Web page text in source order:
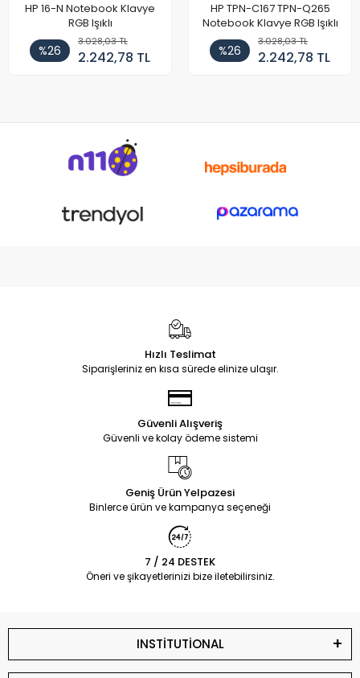
HP 16-N Notebook Klavye
RGB Işıklı
%26
3.028,03 TL
2.242,78 TL
HP TPN-C167 TPN-Q265
Notebook Klavye RGB Işıklı
%26
3.028,03 TL
2.242,78 TL
Hızlı Teslimat
Siparişleriniz en kısa sürede elinize ulaşır.
Güvenli Alışveriş
Güvenli ve kolay ödeme sistemi
Geniş Ürün Yelpazesi
Binlerce ürün ve kampanya seçeneği
7 / 24 DESTEK
Öneri ve şikayetlerinizi bize iletebilirsiniz.
INSTİTUTİONAL